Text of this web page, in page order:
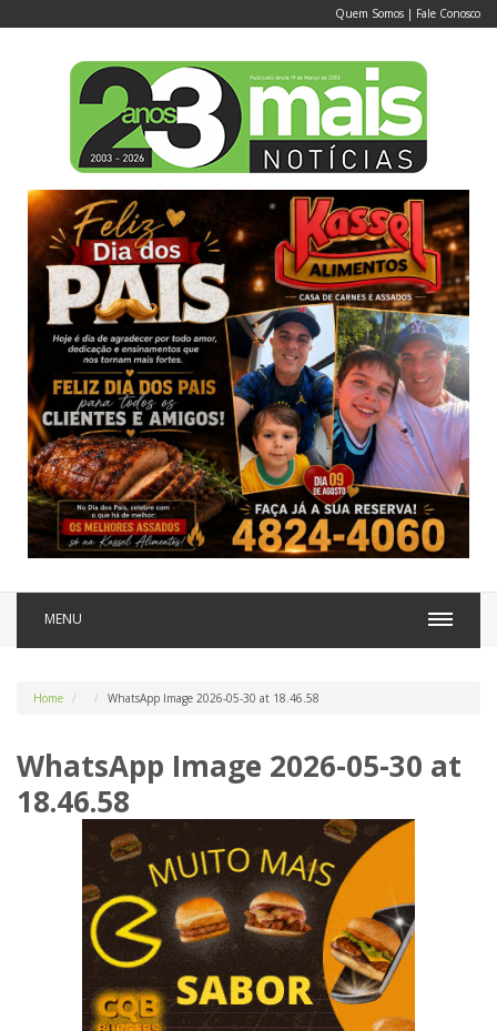
Quem Somos | Fale Conosco
MENU
Home WhatsApp Image 2026-05-30 at 18.46.58
WhatsApp Image 2026-05-30 at
18.46.58